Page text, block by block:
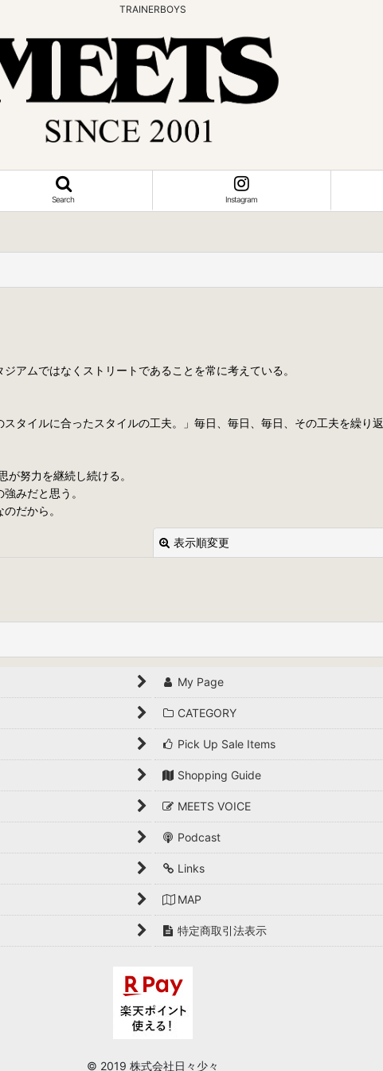
TRAINERBOYS
Search Instagram
アムではなくストリートであることを常に考えている。
タイルに合ったスタイルの工夫。」毎日、毎日、毎日、その工夫を繰り
努力を継続し続ける。
みだと思う。
だから。
表示順変更
絞り込む
My Page
CATEGORY
Pick Up Sale Items
Shopping Guide
MEETS VOICE
Podcast
Links
MAP
特定商取引法表示
© 2019 株式会社日々少々